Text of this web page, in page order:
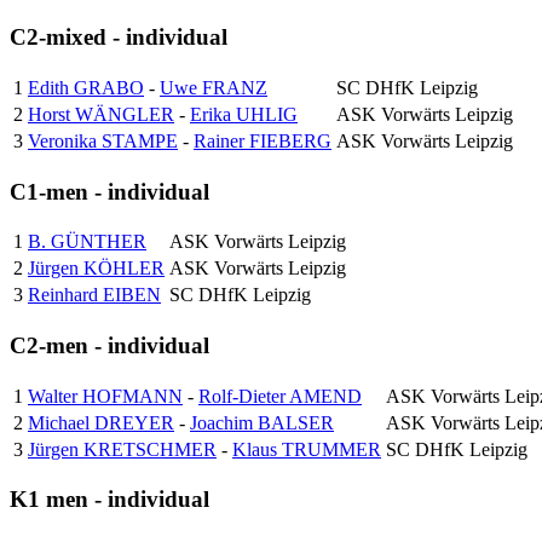
C2-mixed - individual
1 Edith GRABO - Uwe FRANZ
SC DHfK Leipzig
2 Horst WÄNGLER - Erika UHLIG
ASK Vorwärts Leipzig
3 Veronika STAMPE - Rainer FIEBERG ASK Vorwärts Leipzig
C1-men - individual
1 B. GÜNTHER
ASK Vorwärts Leipzig
2 Jürgen KÖHLER ASK Vorwärts Leipzig
3 Reinhard EIBEN SC DHfK Leipzig
C2-men - individual
1 Walter HOFMANN - Rolf-Dieter AMEND
ASK Vorwärts
2 Michael DREYER - Joachim BALSER
ASK Vorwärts
3 Jürgen KRETSCHMER - Klaus TRUMMER SC DHfK Leipzig
K1 men - individual